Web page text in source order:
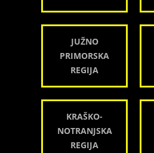
JUŽNO
PRIMORSKA
REGIJA
KRAŠKO-
NOTRANJSKA
REGIJA